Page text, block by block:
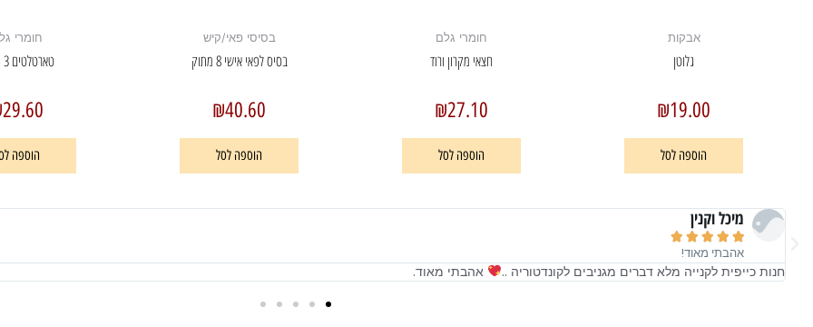
אבקות
גלוטן
₪19.00
הוספה לסל
חומרי גלם
חצאי מקרון ורוד
₪27.10
הוספה לסל
בסיסי פאי/קיש
בסיס לפאי אישי 8 מתוק
₪40.60
הוספה לסל
חומרי
טארטלטים 3 מתוק
29.60
הוספה
מיכל וקנין





אהבתי מאוד!
חנות כייפית לקנייה מלא דברים מגניבים לקונדטוריה .. אהבתי מאוד.